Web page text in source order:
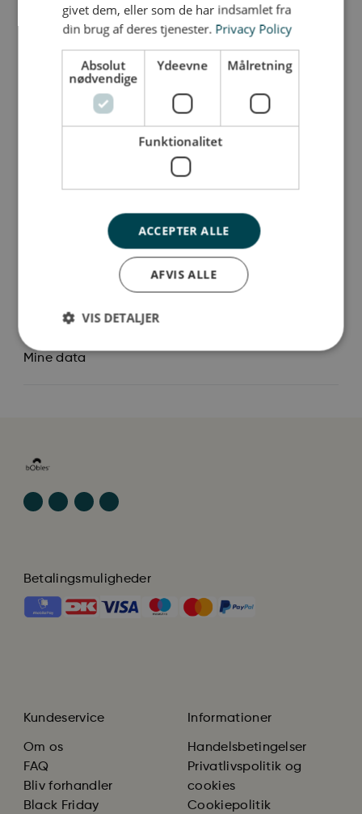
Town-kollektionen er skabt til familiens lille
de nordiske byer København, Stockholm, Oslo,
Helsinki og Tórshavn. Her kan tumles, vippes og
siddes på byens tage og leges kreativt med de
Mine data
Betalingsmuligheder
Kundeservice
Om os
FAQ
Bliv forhandler
Black Friday
Informationer
Handelsbetingelser
Privatlivspolitik og
cookies
Cookiepolitik
givet dem, eller som de har indsamlet fra
din brug af deres tjenester. Privacy Policy
Absolut
nødvendige
Ydeevne Målretning
Funktionalitet
ACCEPTER ALLE
AFVIS ALLE
VIS DETALJER